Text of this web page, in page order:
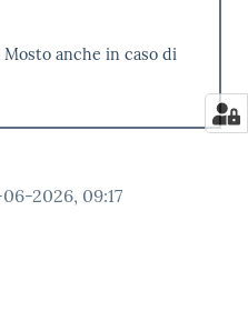
Mosto anche in caso di
2026, 09:17